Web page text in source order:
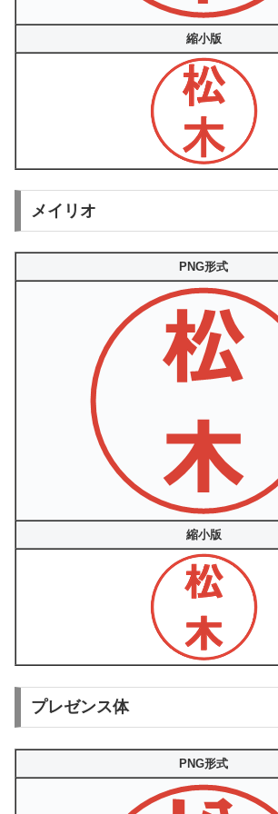
縮小版
メイリオ
PNG形式
縮小版
プレゼンス体
PNG形式